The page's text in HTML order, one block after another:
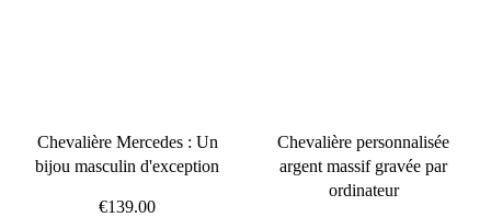
Chevalière Mercedes : Un
bijou masculin d'exception
€139.00
Chevalière personnalisée
argent massif gravée par
ordinateur